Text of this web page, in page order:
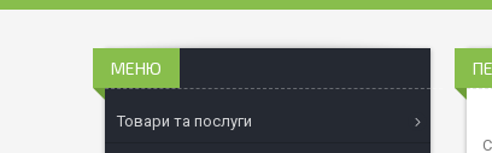
Товари та послуги